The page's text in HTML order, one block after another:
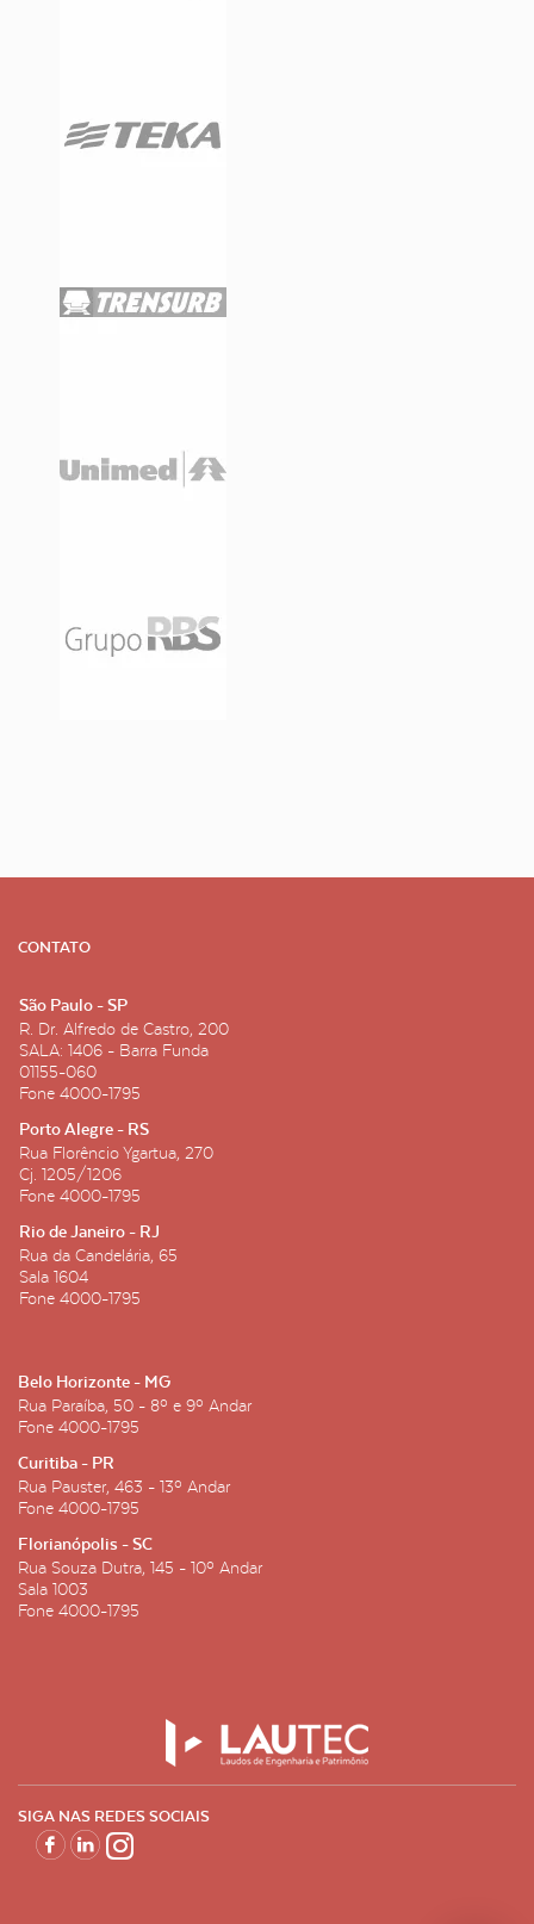
CONTATO
São Paulo - SP
R. Dr. Alfredo de Castro, 200
SALA: 1406 - Barra Funda
01155-060
Fone 4000-1795
Porto Alegre - RS
Rua Florêncio Ygartua, 270
Cj. 1205/1206
Fone 4000-1795
Rio de Janeiro - RJ
Rua da Candelária, 65
Sala 1604
Fone 4000-1795
Belo Horizonte - MG
Rua Paraíba, 50 - 8º e 9º Andar
Fone 4000-1795
Curitiba - PR
Rua Pauster, 463 - 13º Andar
Fone 4000-1795
Florianópolis - SC
Rua Souza Dutra, 145 - 10º Andar
Sala 1003
Fone 4000-1795
SIGA NAS REDES SOCIAIS